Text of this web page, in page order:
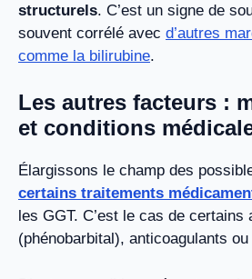
structurels. C’est un signe de
souvent corrélé avec d’autres
comme la bilirubine.
Les autres facteurs :
et conditions
Élargissons le champ des
certains traitements
les GGT. C’est le cas de certains
(phénobarbital), anticoagulants